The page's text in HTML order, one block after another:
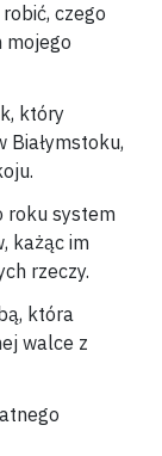
czego
mojego
który
Białymstoku,
roku system
każąc im
rzeczy.
która
walce z